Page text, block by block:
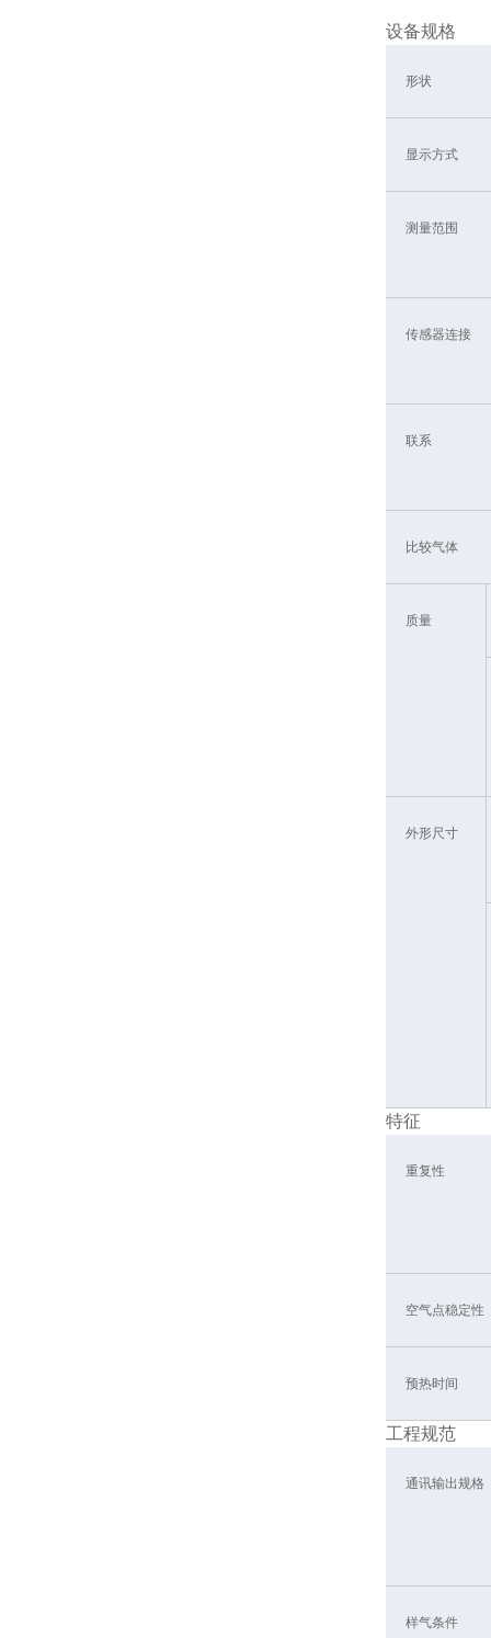
设备规格
形状
显示方式
测量范围
传感器连接
联系
比较气体
质量
外形尺寸
特征
重复性
空气点稳定性
预热时间
工程规范
通讯输出规格
样气条件